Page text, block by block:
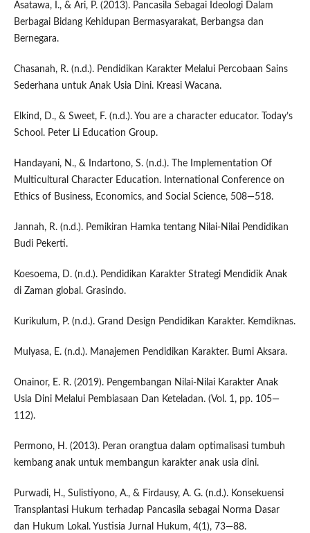
Asatawa, I., & Ari, P. (2013). Pancasila Sebagai Ideologi Dalam
Berbagai Bidang Kehidupan Bermasyarakat, Berbangsa dan
Bernegara.
Chasanah, R. (n.d.). Pendidikan Karakter Melalui Percobaan Sains
Sederhana untuk Anak Usia Dini. Kreasi Wacana.
Elkind, D., & Sweet, F. (n.d.). You are a character educator. Today’s
School. Peter Li Education Group.
Handayani, N., & Indartono, S. (n.d.). The Implementation Of
Multicultural Character Education. International Conference on
Ethics of Business, Economics, and Social Science, 508—518.
Jannah, R. (n.d.). Pemikiran Hamka tentang Nilai-Nilai Pendidikan
Budi Pekerti.
Koesoema, D. (n.d.). Pendidikan Karakter Strategi Mendidik Anak
di Zaman global. Grasindo.
Kurikulum, P. (n.d.). Grand Design Pendidikan Karakter. Kemdiknas.
Mulyasa, E. (n.d.). Manajemen Pendidikan Karakter. Bumi Aksara.
Onainor, E. R. (2019). Pengembangan Nilai-Nilai Karakter Anak
Usia Dini Melalui Pembiasaan Dan Keteladan. (Vol. 1, pp. 105—
112).
Permono, H. (2013). Peran orangtua dalam optimalisasi tumbuh
kembang anak untuk membangun karakter anak usia dini.
Purwadi, H., Sulistiyono, A., & Firdausy, A. G. (n.d.). Konsekuensi
Transplantasi Hukum terhadap Pancasila sebagai Norma Dasar
dan Hukum Lokal. Yustisia Jurnal Hukum, 4(1), 73—88.